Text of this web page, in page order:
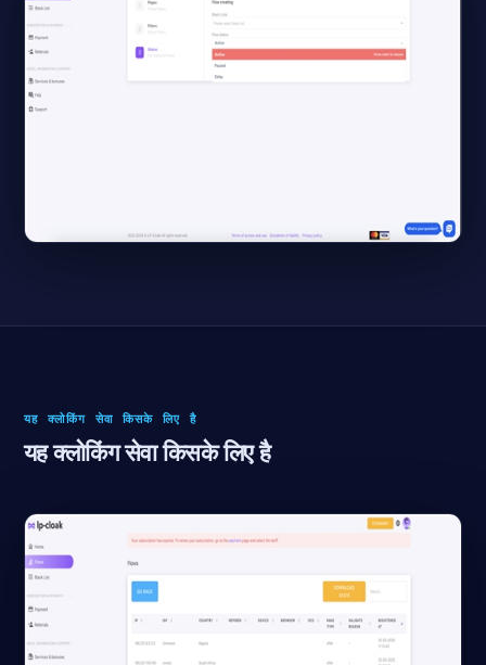
यह क्लोकिंग सेवा किसके लिए है
यह क्लोकिंग सेवा किसके लिए है